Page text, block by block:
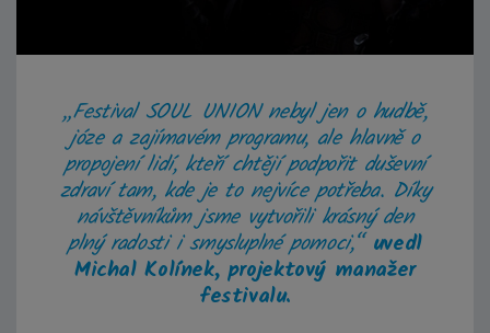
„Festival SOUL UNION nebyl jen o hudbě,
józe a zajímavém programu, ale hlavně o
propojení lidí, kteří chtějí podpořit duševní
zdraví tam, kde je to nejvíce potřeba. Díky
návštěvníkům jsme vytvořili krásný den
plný radosti i smysluplné pomoci,“uvedl
Michal Kolínek, projektový manažer
festivalu.